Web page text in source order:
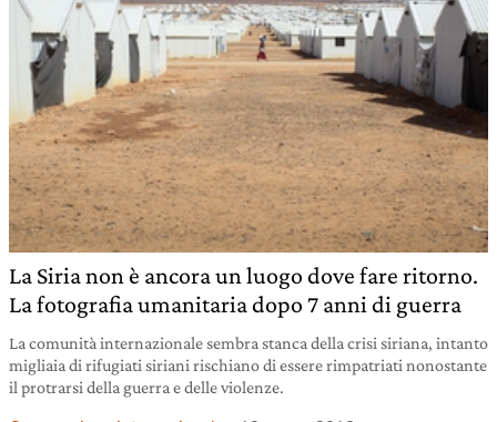
La Siria non è ancora un luogo dove fare ritorno.
La fotografia umanitaria dopo 7 anni di guerra
La comunità internazionale sembra stanca della crisi siriana, intanto
migliaia di rifugiati siriani rischiano di essere rimpatriati nonostante
il protrarsi della guerra e delle violenze.